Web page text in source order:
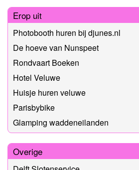
Erop uit
Photobooth huren bij djunes.nl
De hoeve van Nunspeet
Rondvaart Boeken
Hotel Veluwe
Huisje huren veluwe
Parisbybike
Glamping waddeneilanden
Overige